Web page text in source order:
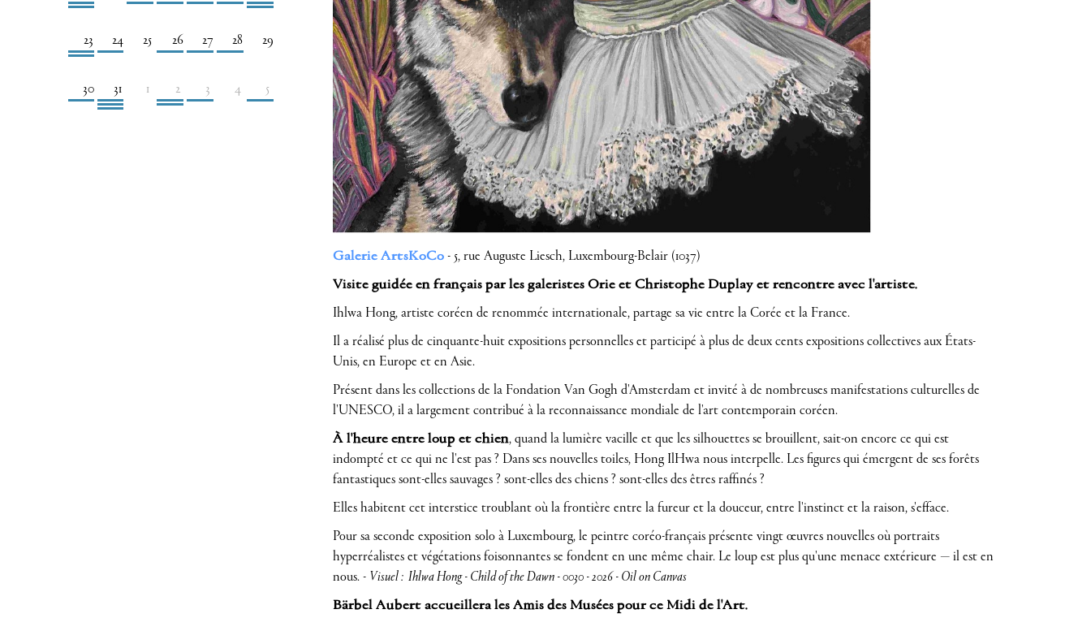
23 24 25 26 27 28 29
30 31 1 2 3 4 5
Galerie ArtsKoCo- 5, rue Auguste Liesch, Luxembourg-Belair (1037)
Visite guidée en français par les galeristes Orie et Christophe Duplay et rencontre avec l'artiste.
Ihlwa Hong, artiste coréen de renommée internationale, partage sa vie entre la Corée et la France.
Il a réalisé plus de cinquante-huit expositions personnelles et participé à plus de deux cents expositions collectives aux États-
Unis, en Europe et en Asie.
Présent dans les collections de la Fondation Van Gogh d'Amsterdam et invité à de nombreuses manifestations culturelles de
l'UNESCO, il a largement contribué à la reconnaissance mondiale de l'art contemporain coréen.
À l'heure entre loup et chien, quand la lumière vacille et que les silhouettes se brouillent, sait-on encore ce qui est
indompté et ce qui ne l'est pas ? Dans ses nouvelles toiles, Hong IlHwa nous interpelle. Les figures qui émergent de ses forêts
fantastiques sont-elles sauvages ? sont-elles des chiens ? sont-elles des êtres raffinés ?
Elles habitent cet interstice troublant où la frontière entre la fureur et la douceur, entre l'instinct et la raison, s'efface.
Pour sa seconde exposition solo à Luxembourg, le peintre coréo-français présente vingt œuvres nouvelles où portraits
hyperréalistes et végétations foisonnantes se fondent en une même chair. Le loup est plus qu'une menace extérieure — il est en
nous. - Visuel : Ihlwa Hong - Child of theDawn - 0030 - 2026 - Oil on Canvas
Bärbel Aubert accueillera les Amis des Musées pour ce Midi de l'Art.